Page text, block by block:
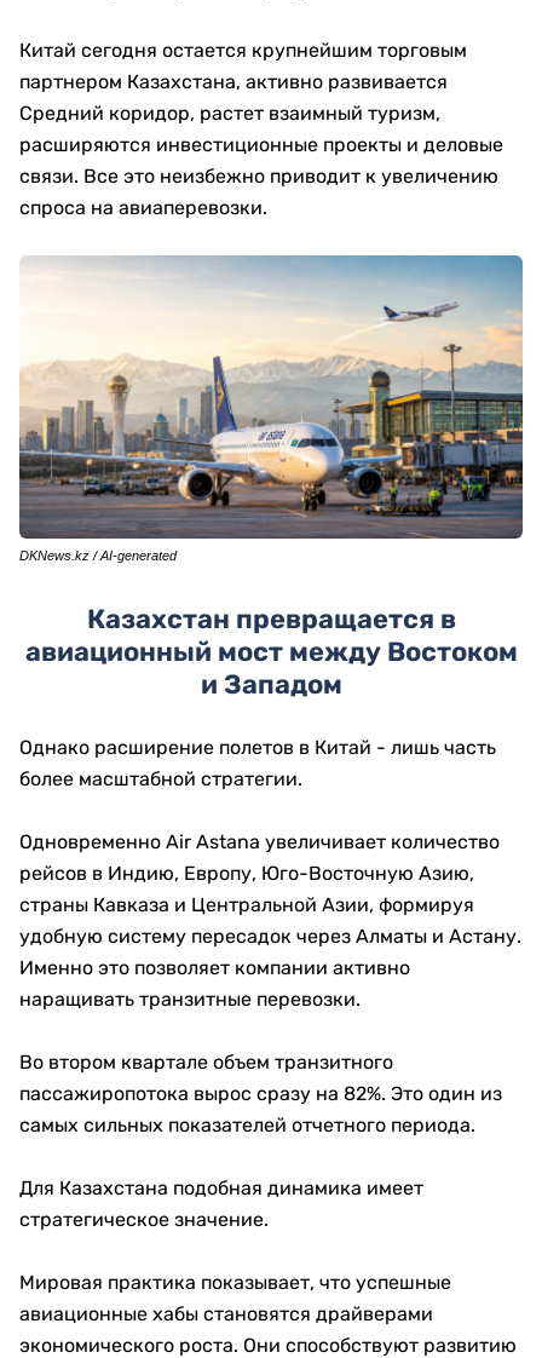
Китай сегодня остается крупнейшим торговым
партнером Казахстана, активно развивается
Средний коридор, растет взаимный туризм,
расширяются инвестиционные проекты и деловые
связи. Все это неизбежно приводит к увеличению
спроса на авиаперевозки.
DKNews.kz / AI-generated
Казахстан превращается в
авиационный мост между Востоком
и Западом
Однако расширение полетов в Китай - лишь часть
более масштабной стратегии.
Одновременно Air Astana увеличивает количество
рейсов в Индию, Европу, Юго-Восточную Азию,
страны Кавказа и Центральной Азии, формируя
удобную систему пересадок через Алматы и Астану.
Именно это позволяет компании активно
наращивать транзитные перевозки.
Во втором квартале объем транзитного
пассажиропотока вырос сразу на 82%. Это один из
самых сильных показателей отчетного периода.
Для Казахстана подобная динамика имеет
стратегическое значение.
Мировая практика показывает, что успешные
авиационные хабы становятся драйверами
экономического роста. Они способствуют развитию